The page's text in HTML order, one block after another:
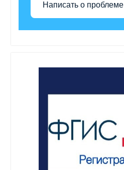
Написать о проблеме